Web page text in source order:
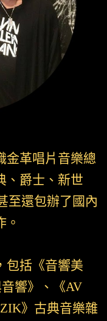
金革唱片音樂總
、爵士、新世
至還包辦了國內
。
包括《音響美
響》、《AV
》古典音樂雜